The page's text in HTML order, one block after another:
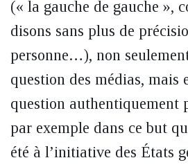
(« la gauche de gauche »,
disons sans plus de
personne…), non
question des médias, mais
question authentiquement
par exemple dans ce but
été à l’initiative des États